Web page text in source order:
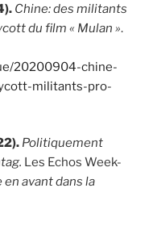
Chine: des militants
du film « Mulan ».
20200904-chine-
militants-pro-
Politiquement
Les Echos Week-
en avant dans la